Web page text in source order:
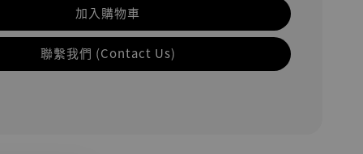
加入購物車
聯繫我們 (Contact Us)